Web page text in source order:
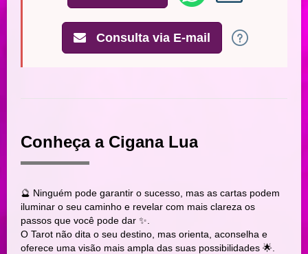
Consulta via E-mail
Conheça a Cigana Lua
🔮 Ninguém pode garantir o sucesso, mas as cartas podem
iluminar o seu caminho e revelar com mais clareza os
passos que você pode dar ✨.
O Tarot não dita o seu destino, mas orienta, aconselha e
oferece uma visão mais ampla das suas possibilidades 🌟.